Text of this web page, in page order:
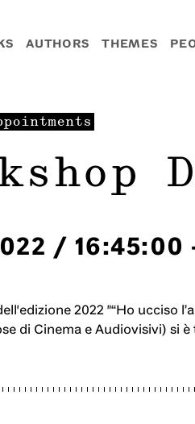
AUTHORS THEMES
/ 16:45:00
2022 "“Ho ucciso
di Cinema e Audiovisivi) si